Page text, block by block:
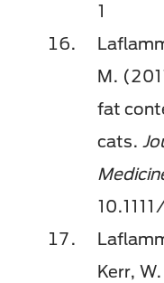
1
M.
fat
cats.
Kerr,